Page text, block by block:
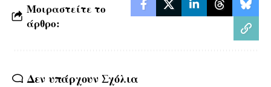
Μοιραστείτε το
άρθρο:
Δεν υπάρχουν Σχόλια